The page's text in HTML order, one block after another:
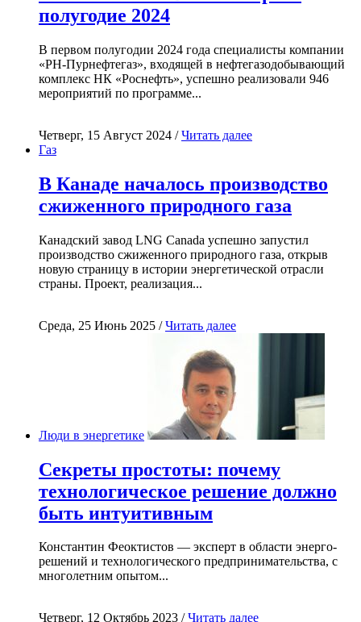
полугодие 2024
В первом полугодии 2024 года специалисты компании
«РН-Пурнефтегаз», входящей в нефтегазодобывающий
комплекс НК «Роснефть», успешно реализовали 946
мероприятий по программе...
Четверг, 15 Август 2024 /Читать далее
Газ
В Канаде началось производство
сжиженного природного газа
Канадский завод LNG Canada успешно запустил
производство сжиженного природного газа, открыв
новую страницу в истории энергетической отрасли
страны. Проект, реализация...
Среда, 25 Июнь 2025 /Читать далее
Люди в энергетике
Секреты простоты: почему
технологическое решение должно
быть интуитивным
Константин Феоктистов — эксперт в области энерго-
решений и технологического предпринимательства, с
многолетним опытом...
Четверг, 12 Октябрь 2023 /Читать далее